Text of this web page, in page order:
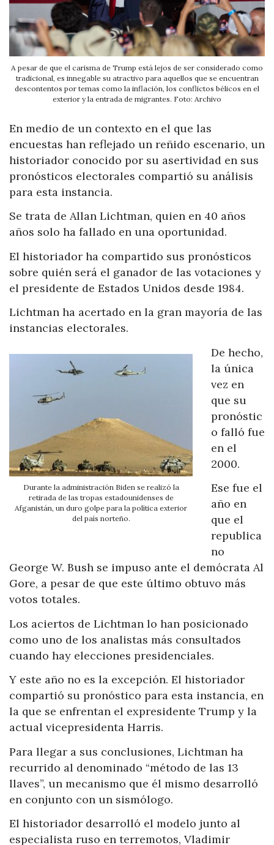
A pesar de que el carisma de Trump está lejos de ser considerado como
tradicional, es innegable su atractivo para aquellos que se encuentran
descontentos por temas como la inflación, los conflictos bélicos en el
exterior y la entrada de migrantes. Foto: Archivo
En medio de un contexto en el que las
encuestas han reflejado un reñido escenario, un
historiador conocido por su asertividad en sus
pronósticos electorales compartió su análisis
para esta instancia.
Se trata de Allan Lichtman, quien en 40 años
años solo ha fallado en una oportunidad.
El historiador ha compartido sus pronósticos
sobre quién será el ganador de las votaciones y
el presidente de Estados Unidos desde 1984.
Lichtman ha acertado en la gran mayoría de las
instancias electorales.
Durante la administración Biden se realizó la
retirada de las tropas estadounidenses de
Afganistán, un duro golpe para la política exterior
del país norteño.
De hecho,
la única
vez en
que su
pronóstic
o falló fue
en el
2000.
Ese fue el
año en
que el
republica
no
George W. Bush se impuso ante el demócrata Al
Gore, a pesar de que este último obtuvo más
votos totales.
Los aciertos de Lichtman lo han posicionado
como uno de los analistas más consultados
cuando hay elecciones presidenciales.
Y este año no es la excepción. El historiador
compartió su pronóstico para esta instancia, en
la que se enfrentan el expresidente Trump y la
actual vicepresidenta Harris.
Para llegar a sus conclusiones, Lichtman ha
recurrido al denominado “método de las 13
llaves”, un mecanismo que él mismo desarrolló
en conjunto con un sismólogo.
El historiador desarrolló el modelo junto al
especialista ruso en terremotos, Vladimir